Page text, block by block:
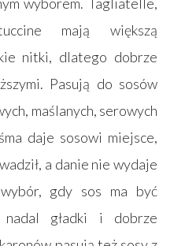
mają większą
nitki, dlatego dobrze
Pasują do sosów
maślanych, serowych
daje sosowi miejsce,
a danie nie wydaje
gdy sos ma być
gładki i dobrze